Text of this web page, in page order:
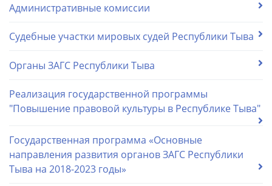
Административные комиссии
Судебные участки мировых судей Республики Тыва
Органы ЗАГС Республики Тыва
Реализация государственной программы
"Повышение правовой культуры в Республике Тыва"
Государственная программа «Основные
направления развития органов ЗАГС Республики
Тыва на 2018-2023 годы»